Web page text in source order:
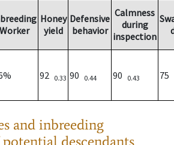
Worker
Honey
yield
Defensive
behavior
Calmness
during
inspection
92 0.33 90 0.44 90 0.43 75
and inbreeding
descendants